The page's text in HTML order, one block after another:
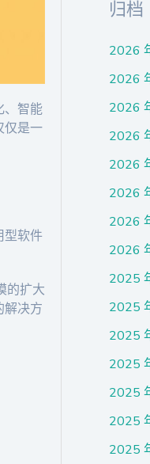
、智能
仅是一
型软件
的扩大
解决方
归档
2026
2026
2026
2026
2026
2026
2026
2026
2025
2025
2025
2025
2025
2025
2025